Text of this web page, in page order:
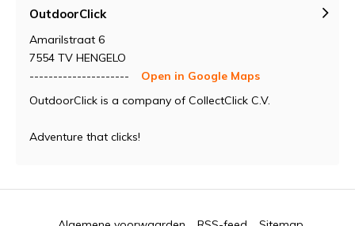
OutdoorClick
Amarilstraat 6
7554 TV HENGELO
---------------------
Open in Google Maps
OutdoorClick is a company of CollectClick C.V.
Adventure that clicks!